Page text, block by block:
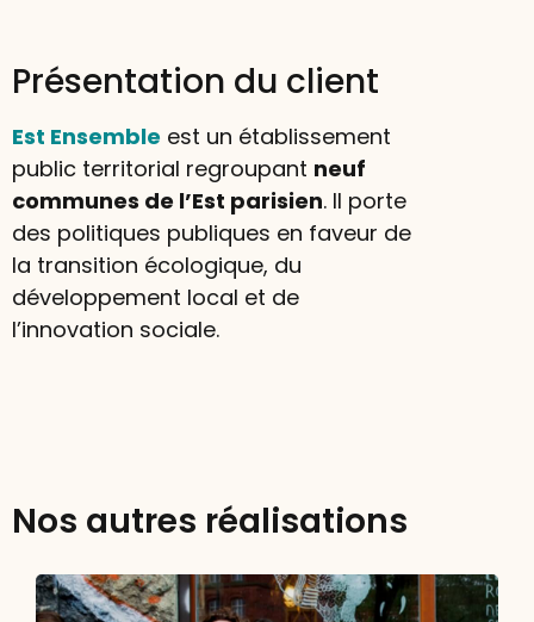
Présentation du client
Est Ensemble est un établissement
public territorial regroupant neuf
communes de l’Est parisien. Il porte
des politiques publiques en faveur de
la transition écologique, du
développement local et de
l’innovation sociale.
Nos autres réalisations